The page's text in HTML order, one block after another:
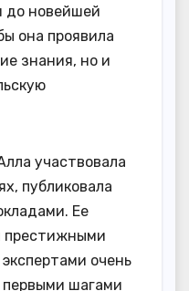
до новейшей
она проявила
знания, но и
участвовала
публиковала
Ее
престижными
очень
шагами